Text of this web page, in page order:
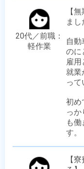
20代／前職：
軽作業
【
まし
自
のに
雇用
就業
って
初め
っ
も
す。
【